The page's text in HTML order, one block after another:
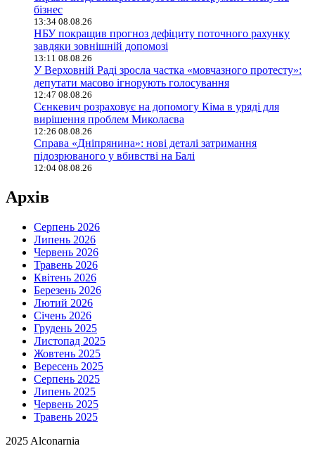
бізнес
13:34 08.08.26
НБУ покращив прогноз дефіциту поточного рахунку
завдяки зовнішній допомозі
13:11 08.08.26
У Верховній Раді зросла частка «мовчазного протесту»:
депутати масово ігнорують голосування
12:47 08.08.26
Сєнкевич розраховує на допомогу Кіма в уряді для
вирішення проблем Миколаєва
12:26 08.08.26
Справа «Дніпрянина»: нові деталі затримання
підозрюваного у вбивстві на Балі
12:04 08.08.26
Архів
Серпень 2026
Липень 2026
Червень 2026
Травень 2026
Квітень 2026
Березень 2026
Лютий 2026
Січень 2026
Грудень 2025
Листопад 2025
Жовтень 2025
Вересень 2025
Серпень 2025
Липень 2025
Червень 2025
Травень 2025
2025 Alconarnia